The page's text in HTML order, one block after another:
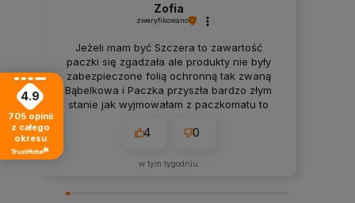
Zofia
zweryfikowano
Jeżeli mam być Szczera to zawartość
paczki się zgadzała ale produkty nie były
zabezpieczone folią ochronną tak zwaną
Bąbelkowa i Paczka przyszła bardzo złym
stanie jak wyjmowałam z paczkomatu to
rozważałam to czy bym zamówiła drugi raz
4 0
w tym tygodniu
4.9
705 opinii
z całego
okresu